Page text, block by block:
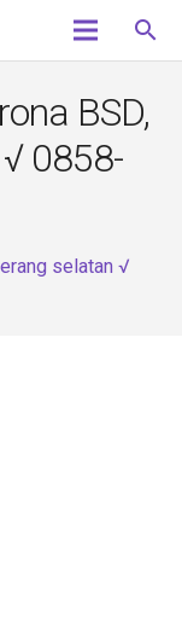
search
BSD,
0858-
selatan √